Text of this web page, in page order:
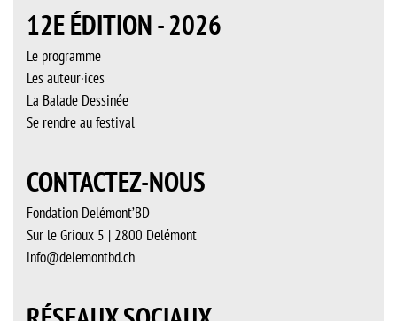
12E ÉDITION - 2026
Le programme
Les auteur·ices
La Balade Dessinée
Se rendre au festival
CONTACTEZ-NOUS
Fondation Delémont’BD
Sur le Grioux 5 | 2800 Delémont
info@delemontbd.ch